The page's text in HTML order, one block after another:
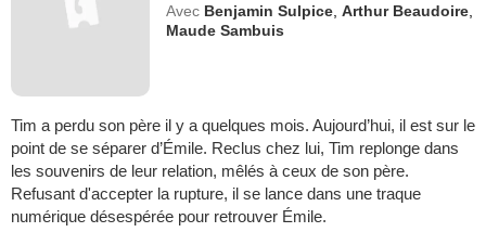
Avec Benjamin Sulpice ,Arthur Beaudoire
Maude Sambuis
Tim a perdu son père il y a quelques mois. Aujourd’hui, il est sur le
point de se séparer d’Émile. Reclus chez lui, Tim replonge dans
les souvenirs de leur relation, mêlés à ceux de son père.
Refusant d'accepter la rupture, il se lance dans une traque
numérique désespérée pour retrouver Émile.